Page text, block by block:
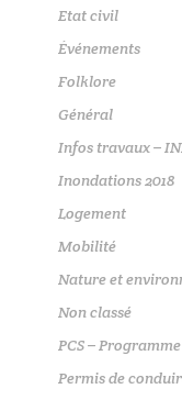
Etat civil
Événements
Folklore
Général
Infos travaux –
Inondations 2018
Logement
Mobilité
Nature et
Non classé
PCS –
Permis de